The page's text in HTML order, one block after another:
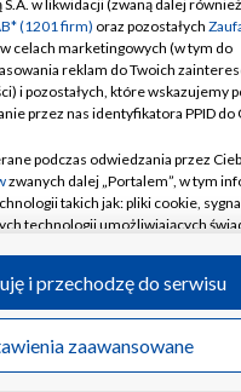
TVP
Cyfrowa
Polityka prywatności
Moje zgody
Pomoc
Kontakt
Kanały
Polska S.A. w likwidacji
w likwidacji (zwaną dalej również
(1201 firm) oraz pozostałych
celach marketingowych (w tym do
reklam do Twoich
i pozostałych, które wskazujemy
przez nas identyfikatora PPID do
podczas odwiedzania przez
zwanych dalej „Portalem”, w tym
takich jak: pliki cookie,
technologii umożliwiających
podczas odwiedzania przez
na Portalu, takie jak adresy IP,
zaawansowane
i przechodzę do serwisu